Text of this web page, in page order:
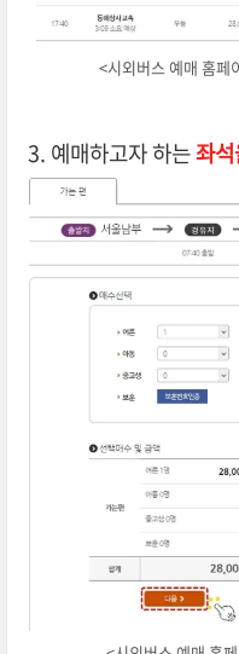
<시외버스 예매 홈페
3. 예매하고자 하는좌